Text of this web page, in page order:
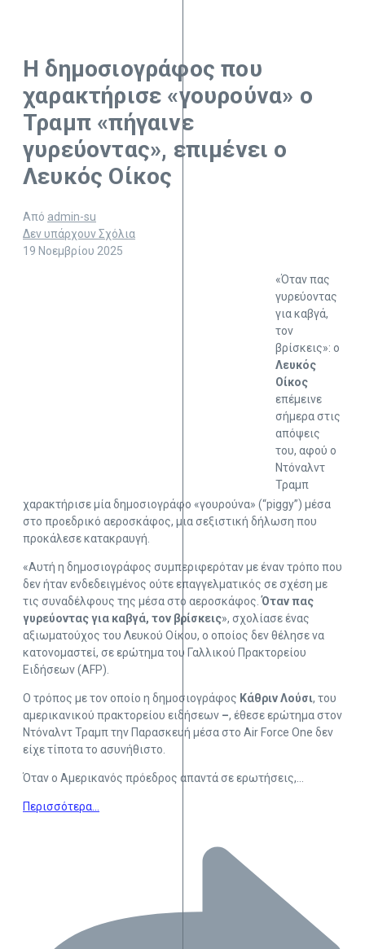
Η δημοσιογράφος που
χαρακτήρισε «γουρούνα» ο
Τραμπ «πήγαινε
γυρεύοντας», επιμένει ο
Λευκός Οίκος
Από admin-su
Δεν υπάρχουν Σχόλια
19 Νοεμβρίου 2025
«Όταν πας
γυρεύοντας
για καβγά,
τον
βρίσκεις»: ο
Λευκός
Οίκος
επέμεινε
σήμερα στις
απόψεις
του, αφού ο
Ντόναλντ
Τραμπ
χαρακτήρισε μία δημοσιογράφο «γουρούνα» (“piggy”) μέσα
στο προεδρικό αεροσκάφος, μια σεξιστική δήλωση που
προκάλεσε κατακραυγή.
«Αυτή η δημοσιογράφος συμπεριφερόταν με έναν τρόπο που
δεν ήταν ενδεδειγμένος ούτε επαγγελματικός σε σχέση με
τις συναδέλφους της μέσα στο αεροσκάφος.Όταν πας
γυρεύοντας για καβγά, τον βρίσκεις», σχολίασε ένας
αξιωματούχος του Λευκού Οίκου, ο οποίος δεν θέλησε να
κατονομαστεί, σε ερώτημα του Γαλλικού Πρακτορείου
Ειδήσεων (AFP).
Ο τρόπος με τον οποίο η δημοσιογράφος Κάθριν Λούσι, του
αμερικανικού πρακτορείου ειδήσεων –, έθεσε ερώτημα στον
Ντόναλντ Τραμπ την Παρασκευή μέσα στο Air Force One δεν
είχε τίποτα το ασυνήθιστο.
Όταν ο Αμερικανός πρόεδρος απαντά σε ερωτήσεις,…
Περισσότερα…